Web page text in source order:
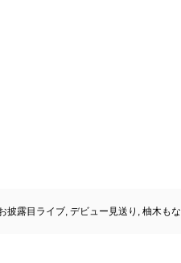
披露目ライブ, デビュー見送り , 柚木もな